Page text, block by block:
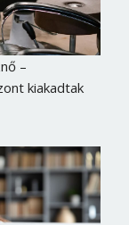
–
kiakadtak